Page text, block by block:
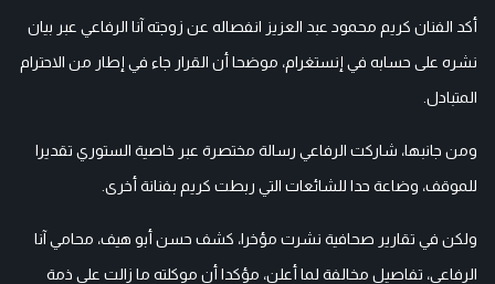
أكد الفنان كريم محمود عبد العزيز انفصاله عن زوجته آنا الرفاعي عبر بيان
نشره على حسابه في إنستغرام، موضحا أن القرار جاء في إطار من الاحترام
المتبادل.
ومن جانبها، شاركت الرفاعي رسالة مختصرة عبر خاصية الستوري تقديرا
للموقف، وضاعة حدا للشائعات التي ربطت كريم بفنانة أخرى.
ولكن في تقارير صحافية نشرت مؤخرا، كشف حسن أبو هيف، محامي آنا
الرفاعي، تفاصيل مخالفة لما أعلن، مؤكدا أن موكلته ما زالت على ذمة